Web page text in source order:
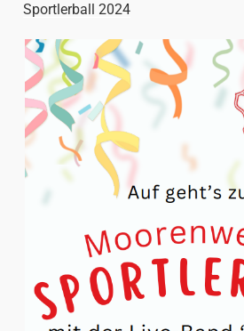
Sportlerball 2024